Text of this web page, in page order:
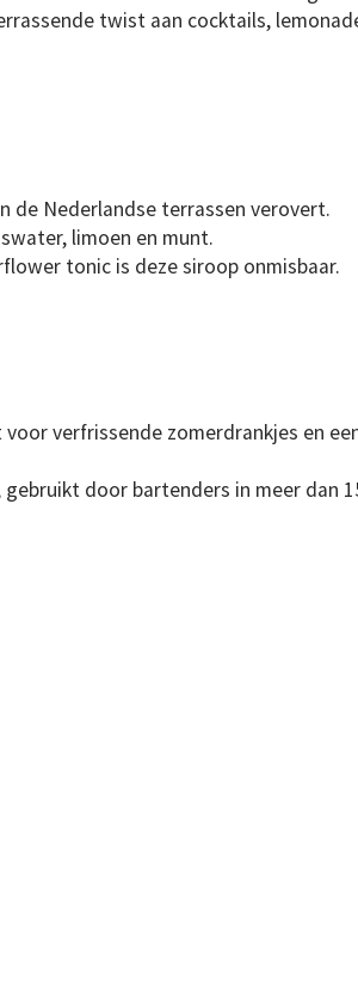
twist aan cocktails,
de Nederlandse terrassen verovert.
limoen en munt.
tonic is deze siroop onmisbaar.
verfrissende zomerdrankjes en
door bartenders in meer dan